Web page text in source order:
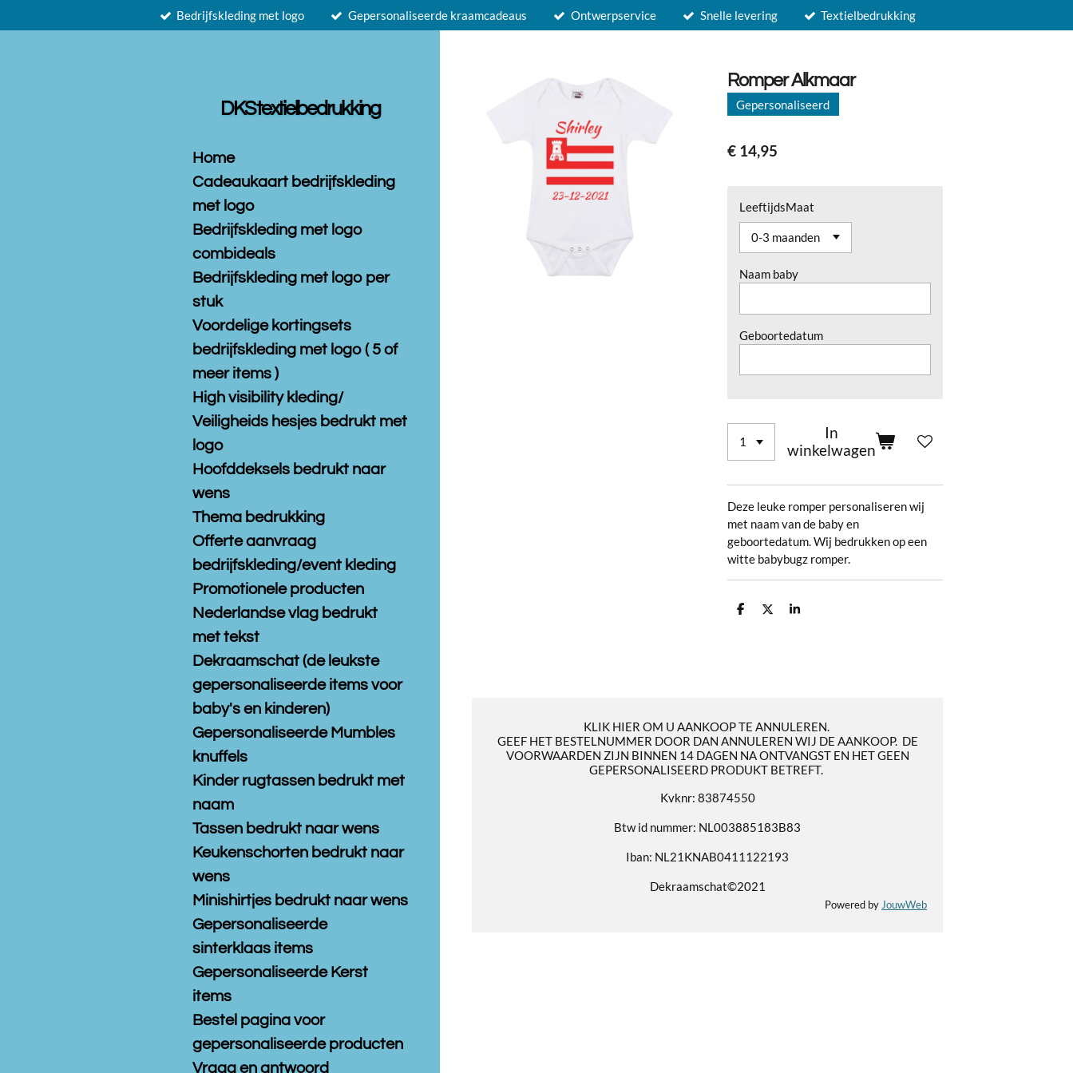
direct
Bedrijfskleding met logo Gepersonaliseerde kraamcadeaus Ontwerpservice Snelle levering Textielbedrukking
Romper Alkmaar
Gepersonaliseerd
€ 14,95
LeeftijdsMaat
Naam baby
Geboortedatum
In
winkelwagen
Deze leuke romper personaliseren wij
met naam van de baby en
geboortedatum. Wij bedrukken op een
witte babybugz romper.
D
D
S
KLIK HIER OM U AANKOOP TE ANNULEREN.
GEEF HET BESTELNUMMER DOOR DAN ANNULEREN WIJ DE AANKOOP. DE
VOORWAARDEN ZIJN BINNEN 14 DAGEN NA ONTVANGST EN HET GEEN
GEPERSONALISEERD PRODUKT BETREFT.
Kvknr: 83874550
Btw id nummer: NL003885183B83
Iban: NL21KNAB0411122193
Dekraamschat©2021
Powered by JouwWeb
DKS textielbedrukking
Home
Cadeaukaart bedrijfskleding
met logo
Bedrijfskleding met logo
combideals
Bedrijfskleding met logo per
stuk
Voordelige kortingsets
bedrijfskleding met logo ( 5 of
meer items )
High visibility kleding/
Veiligheids hesjes bedrukt met
logo
Hoofddeksels bedrukt naar
wens
Thema bedrukking
Offerte aanvraag
bedrijfskleding/event kleding
Promotionele producten
Nederlandse vlag bedrukt
met tekst
Dekraamschat (de leukste
gepersonaliseerde items voor
baby's en kinderen)
Gepersonaliseerde Mumbles
knuffels
Kinder rugtassen bedrukt met
naam
Tassen bedrukt naar wens
Keukenschorten bedrukt naar
wens
Minishirtjes bedrukt naar wens
Gepersonaliseerde
sinterklaas items
Gepersonaliseerde Kerst
items
Bestel pagina voor
gepersonaliseerde producten
Vraag en antwoord